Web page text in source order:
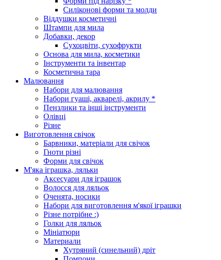
Силіконові форми та молди
Віддушки косметичні
Штампи для мила
Добавки, декор
Сухоцвіти, сухофрукти
Основа для мила, косметики
Інструменти та інвентар
Косметична тара
Малювання
Набори для малювання
Набори гуаші, акварелі, акрилу *
Пензлики та інші інструменти
Олівці
Різне
Виготовлення свічок
Барвники, матеріали для свічок
Гноти різні
Форми для свічок
М'яка іграшка, ляльки
Аксесуари для іграшок
Волосся для ляльок
Оченята, носики
Набори для виготовлення м'якої іграшки
Різне потрібне :)
Голки для ляльок
Мініатюри
Материали
Хутряний (синельний) дріт